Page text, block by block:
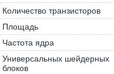
Количество транзисторов
Площадь
Частота ядра
Универсальных шейдерных
блоков